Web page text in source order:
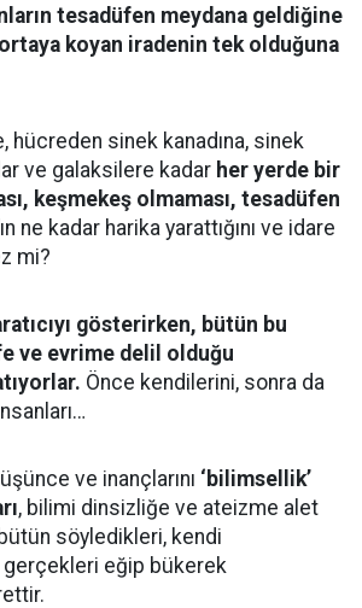
tesadüfen meydana geldiğine
koyan iradenin tek olduğuna
hücreden sinek kanadına, sinek
ve galaksilere kadar her yerde bir
keşmekeş olmaması, tesadüfen
ne kadar harika yarattığını ve idare
mi?
gösterirken, bütün bu
ve evrime delil olduğu
Önce kendilerini, sonra da
ve inançlarını ‘bilimsellik’
, bilimi dinsizliğe ve ateizme alet
söyledikleri, kendi
gerçekleri eğip bükerek